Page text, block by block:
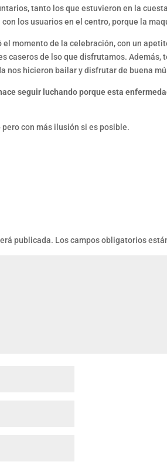
tanto los que estuvieron en la
los usuarios en el centro, porque la
el momento de la celebración, con un
caseros de lso que disfrutamos. Además,
nos hicieron bailar y disfrutar de buena
seguir luchando porque esta
con más ilusión si es posible.
publicada. Los campos obligatorios